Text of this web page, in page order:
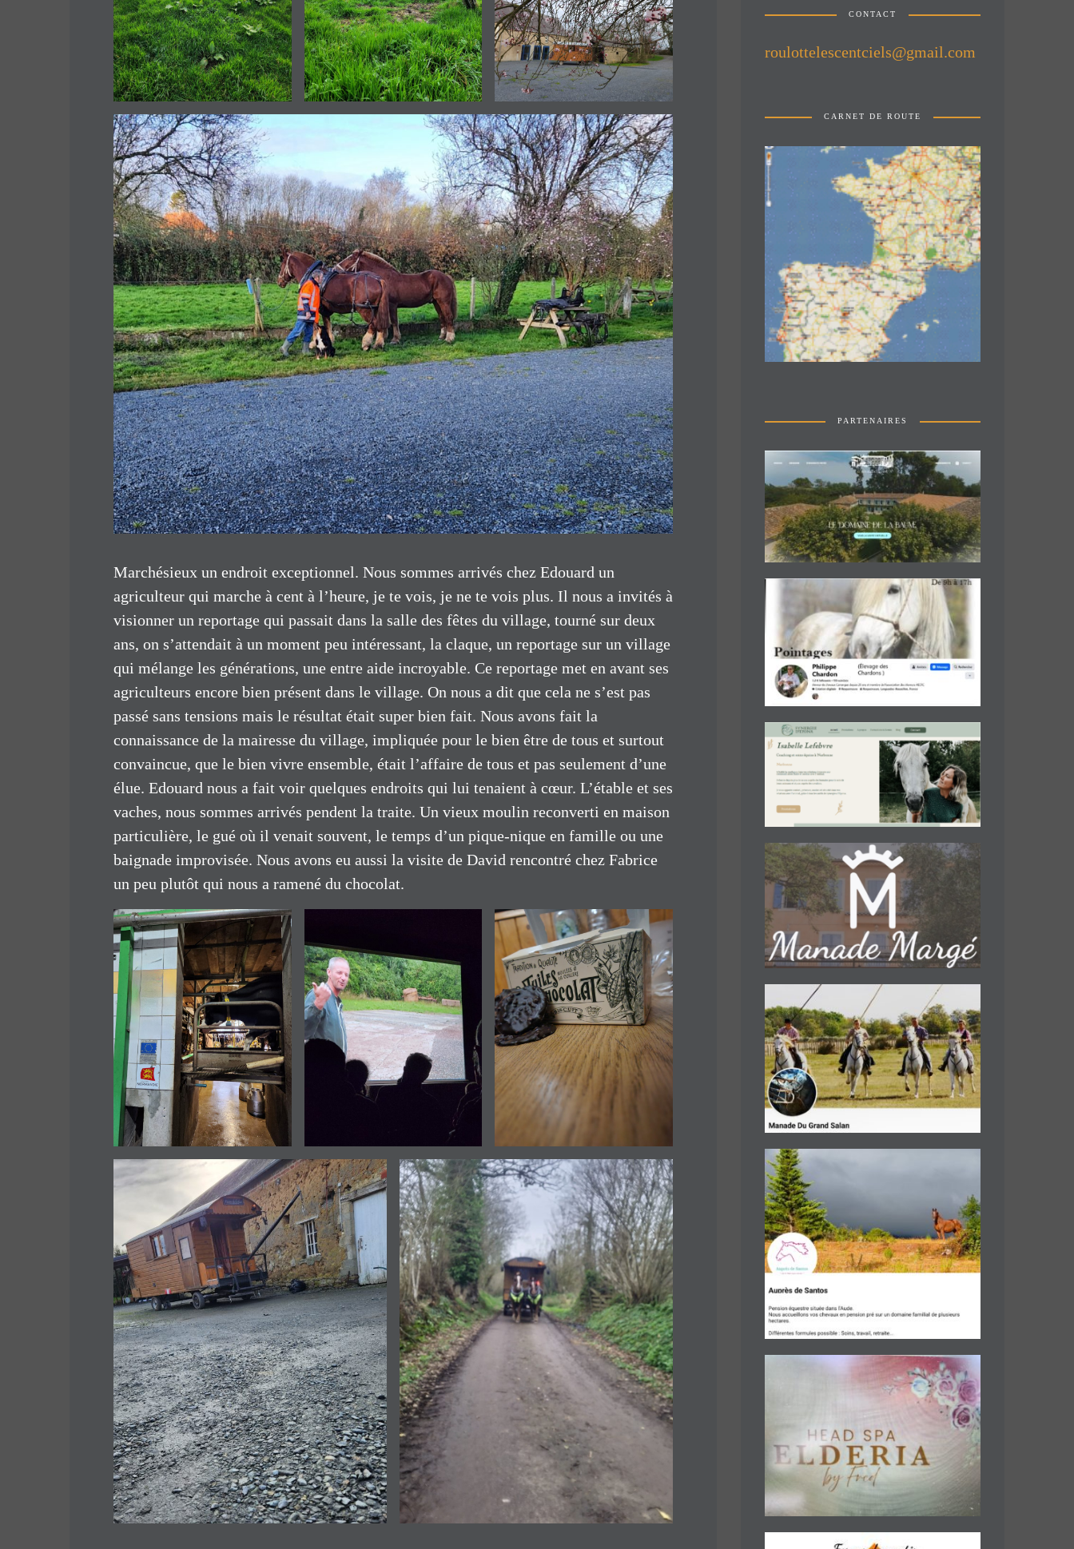
Marchésieux un endroit exceptionnel. Nous sommes arrivés chez Edouard un
agriculteur qui marche à cent à l’heure, je te vois, je ne te vois plus. Il nous a invités à
visionner un reportage qui passait dans la salle des fêtes du village, tourné sur deux
ans, on s’attendait à un moment peu intéressant, la claque, un reportage sur un village
qui mélange les générations, une entre aide incroyable. Ce reportage met en avant ses
agriculteurs encore bien présent dans le village. On nous a dit que cela ne s’est pas
passé sans tensions mais le résultat était super bien fait. Nous avons fait la
connaissance de la mairesse du village, impliquée pour le bien être de tous et surtout
convaincue, que le bien vivre ensemble, était l’affaire de tous et pas seulement d’une
élue. Edouard nous a fait voir quelques endroits qui lui tenaient à cœur. L’étable et ses
vaches, nous sommes arrivés pendent la traite. Un vieux moulin reconverti en maison
particulière, le gué où il venait souvent, le temps d’un pique-nique en famille ou une
baignade improvisée. Nous avons eu aussi la visite de David rencontré chez Fabrice
un peu plutôt qui nous a ramené du chocolat.
CONTACT
roulottelescentciels@gmail.com
CARNET DE ROUTE
PARTENAIRES